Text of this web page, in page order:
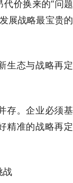
价换来的“问题
展战略最宝贵的
生态与战略再定
存。企业必须基
精准的战略再定
战